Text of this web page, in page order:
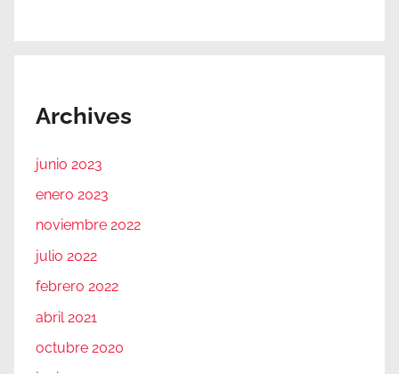
Archives
junio 2023
enero 2023
noviembre 2022
julio 2022
febrero 2022
abril 2021
octubre 2020